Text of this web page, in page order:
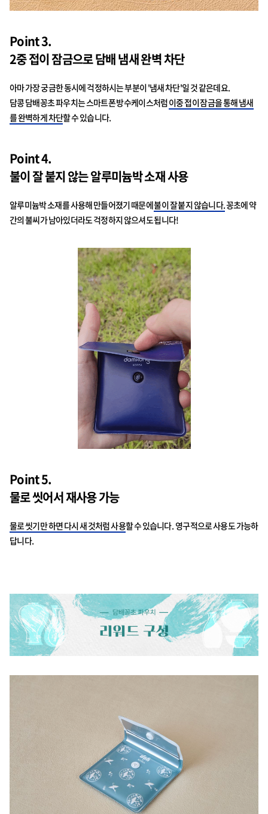
Point 3.
2중 접이 잠금으로 담배 냄새 완벽 차단
아마 가장 궁금한 동시에 걱정하시는 부분이 '냄새 차단'일 것 같은데요.
담콩 담배꽁초 파우치는 스마트폰 방수케이스처럼이중 접이 잠금을 통해 냄새
를 완벽하게 차단할 수 있습니다.
Point 4.
불이 잘 붙지 않는 알루미늄박 소재 사용
알루미늄박 소재를 사용해 만들어졌기 때문에불이 잘 붙지 않습니다.꽁초에 약
간의 불씨가 남아있더라도 걱정하지 않으셔도 됩니다!
Point 5.
물로 씻어서 재사용 가능
물로 씻기만 하면 다시 새 것처럼 사용할 수 있습니다. 영구적으로 사용도 가능하
답니다.